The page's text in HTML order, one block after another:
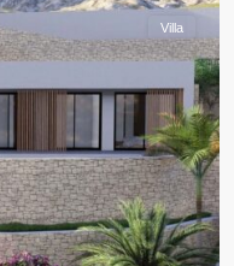
Villa